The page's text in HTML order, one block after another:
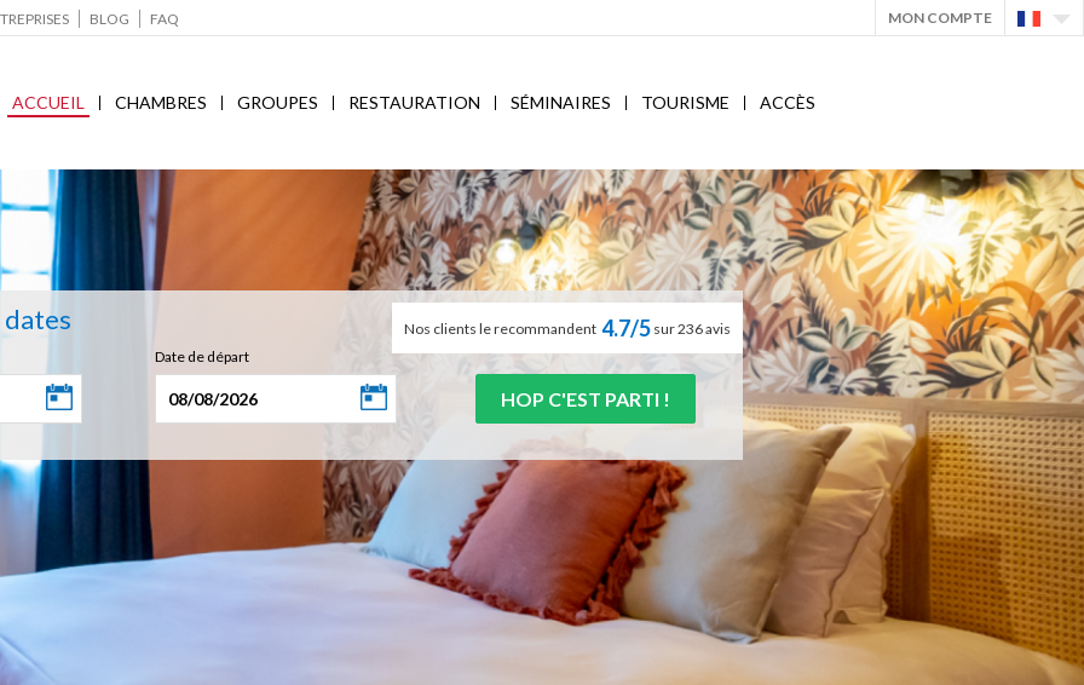
BLOG FAQ MON COMPTE
ACCUEIL CHAMBRES GROUPES RESTAURATION SÉMINAIRES TOURISME ACCÈS
dates Nos clients le recommandent 4.7/5 sur 236 avis
Date de départ